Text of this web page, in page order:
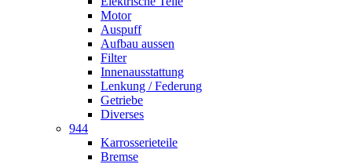
Motor
Auspuff
Aufbau aussen
Filter
Innenausstattung
Lenkung / Federung
Getriebe
Diverses
944
Karrosserieteile
Bremse